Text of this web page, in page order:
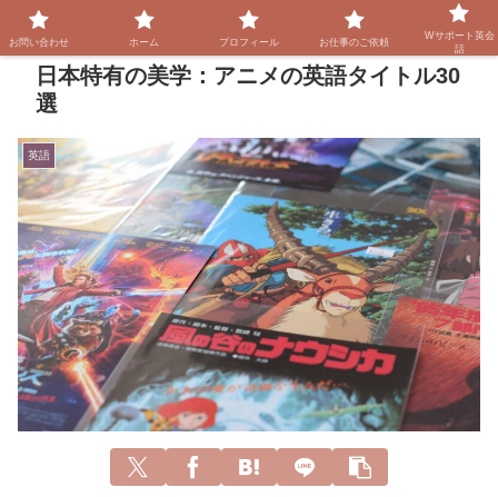
日本特有の美学：アニメの英語タイトル30
選
英語
お問い合わせ ホーム プロフィール お仕事のご依頼
Wサポート英会
話